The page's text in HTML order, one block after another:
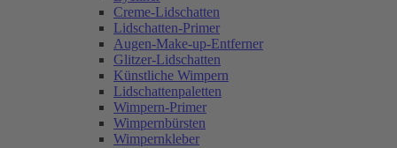
Creme-Lidschatten
Lidschatten-Primer
Augen-Make-up-Entferner
Glitzer-Lidschatten
Künstliche Wimpern
Lidschattenpaletten
Wimpern-Primer
Wimpernbürsten
Wimpernkleber